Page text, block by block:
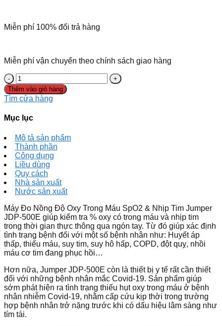
Miễn phí 100% đổi trả hàng
Miễn phí vận chuyển theo chính sách giao hàng
Máy
Đo
Nồng
Độ
Oxy
Trong
SpO2
&
Nhịp
Tim
Jumper
JDP-
500E
lượng
Thêm vào giỏ hàng
Tìm cửa hàng
Mục lục
Mô tả sản phẩm
Thành phần
Công dụng
Liều dùng
Quy cách
Nhà sản xuất
Nước sản xuất
Máy Đo Nồng Độ Oxy Trong Máu SpO2 & Nhịp Tim Jumper
JDP-500E giúp kiểm tra % oxy có trong máu và nhịp tim
trong thời gian thực thông qua ngón tay. Từ đó giúp xác định
tình trạng bệnh đối với một số bệnh nhân như: Huyết áp
thấp, thiếu máu, suy tim, suy hô hấp, COPD, đột quỵ, nhồi
máu cơ tim đang phục hồi…
Hơn nữa, Jumper JDP-500E còn là thiết bị y tế rất cần thiết
đối với những bệnh nhân mắc Covid-19. Sản phẩm giúp
sớm phát hiện ra tình trạng thiếu hụt oxy trong máu ở bệnh
nhân nhiễm Covid-19, nhằm cấp cứu kịp thời trong trường
hợp bệnh nhân trở nặng trước khi có dấu hiệu lâm sàng như
tím tái.